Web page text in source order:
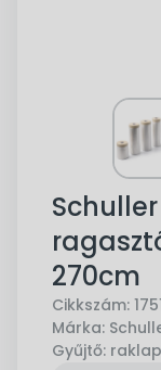
270cm
Cikkszám:
Márka:
Gyűjtő: